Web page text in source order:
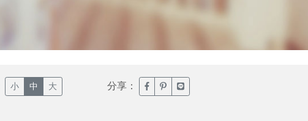
小 中 大 分享： 臉書分享(另開新視窗)
噗浪分享(另開新視窗)
Line分享(另開新視窗)